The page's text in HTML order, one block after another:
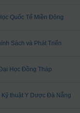
Quốc Tế Miền Đông
Sách và Phát Triển
Học Đồng Tháp
thuật Y Dược Đà Nẵng